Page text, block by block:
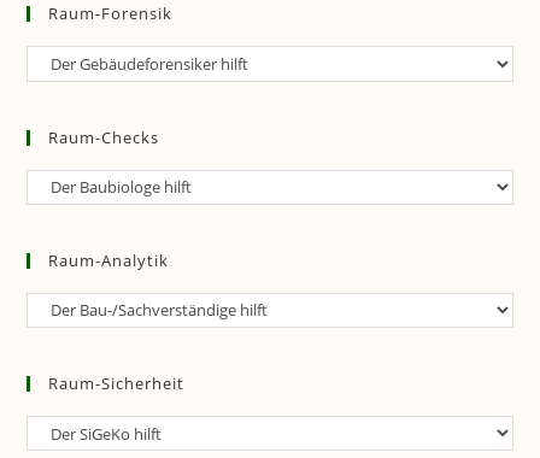
Raum-Forensik
Raum-
Raum-Checks
Raum-
Raum-Analytik
Raum-
Raum-Sicherheit
Raum-